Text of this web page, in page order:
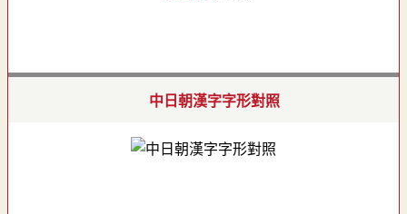
中日朝漢字字形對照